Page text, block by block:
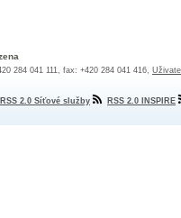
284 041 111, fax: +420 284 041 416,
RSS 2.0 Síťové služby RSS 2.0 INSPIRE